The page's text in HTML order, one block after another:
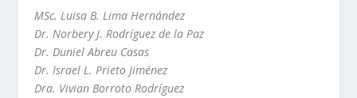
MSc. Luisa B. Lima Hernández
Dr. Norbery J. Rodríguez de la Paz
Dr. Duniel Abreu Casas
Dr. Israel L. Prieto Jiménez
Dra. Vivian Borroto Rodríguez